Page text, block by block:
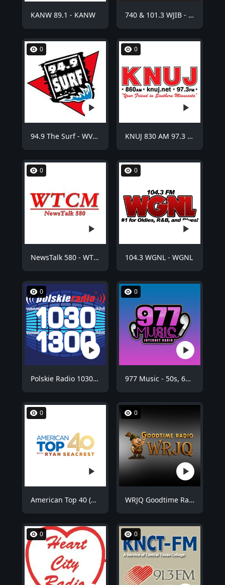
KANW 89.1 - KANW 740 & 101.3 WJIB - WJIB
0
94.9 The Surf - WVCO
0
KNUJ 830 AM 97.3 FM - KNUJ
0
NewsTalk 580 - WTCM
0
104.3 WGNL - WGNL
0
Polskie Radio 1030 Chicago - WNVR
0
977 Music - 50s, 60s Hits
0
American Top 40 (AT40)
0
WRJQ Goodtime Radio
0 0